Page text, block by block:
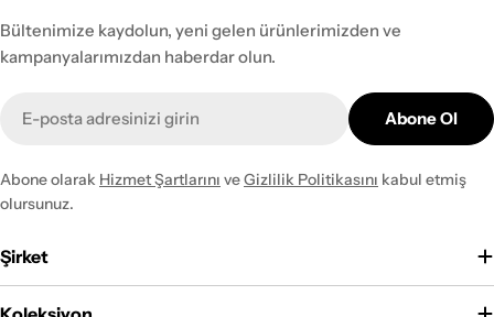
Bültenimize kaydolun, yeni gelen ürünlerimizden ve
kampanyalarımızdan haberdar olun.
posta
Abone Ol
Abone olarak Hizmet Şartlarını veGizlilik Politikasını kabul etmiş
olursunuz.
Şirket